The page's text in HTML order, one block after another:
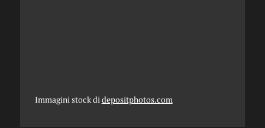
Immagini stock didepositphotos.com